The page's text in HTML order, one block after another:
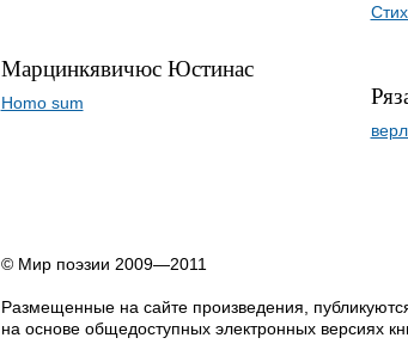
Марцинкявичюс Юстинас
Homo sum
© Мир поэзии 2009—2011
Размещенные на сайте произведения,
на основе общедоступных электронных версиях